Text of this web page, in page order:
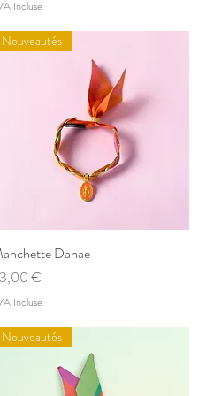
Incluse
Aperçu rapide
Nouveautés
Danae
€
Incluse
Nouveautés